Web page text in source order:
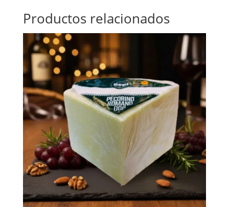
Productos relacionados